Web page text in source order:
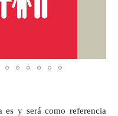
es y será como referencia